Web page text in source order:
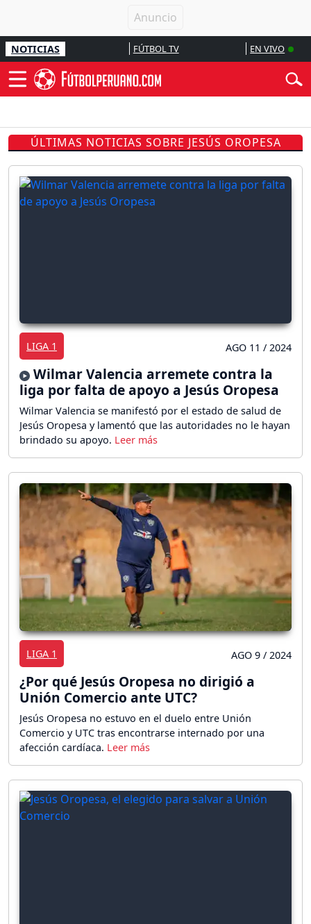
NOTICIAS FÚTBOL TV EN VIVO
ÚLTIMAS NOTICIAS SOBRE JESÚS OROPESA
LIGA 1 AGO 11 / 2024
Wilmar Valencia arremete contra la
liga por falta de apoyo a Jesús Oropesa
Wilmar Valencia se manifestó por el estado de salud de
Jesús Oropesa y lamentó que las autoridades no le hayan
brindado su apoyo.
LIGA 1 AGO 9 / 2024
¿Por qué Jesús Oropesa no dirigió a
Unión Comercio ante UTC?
Jesús Oropesa no estuvo en el duelo entre Unión
Comercio y UTC tras encontrarse internado por una
afección cardíaca.